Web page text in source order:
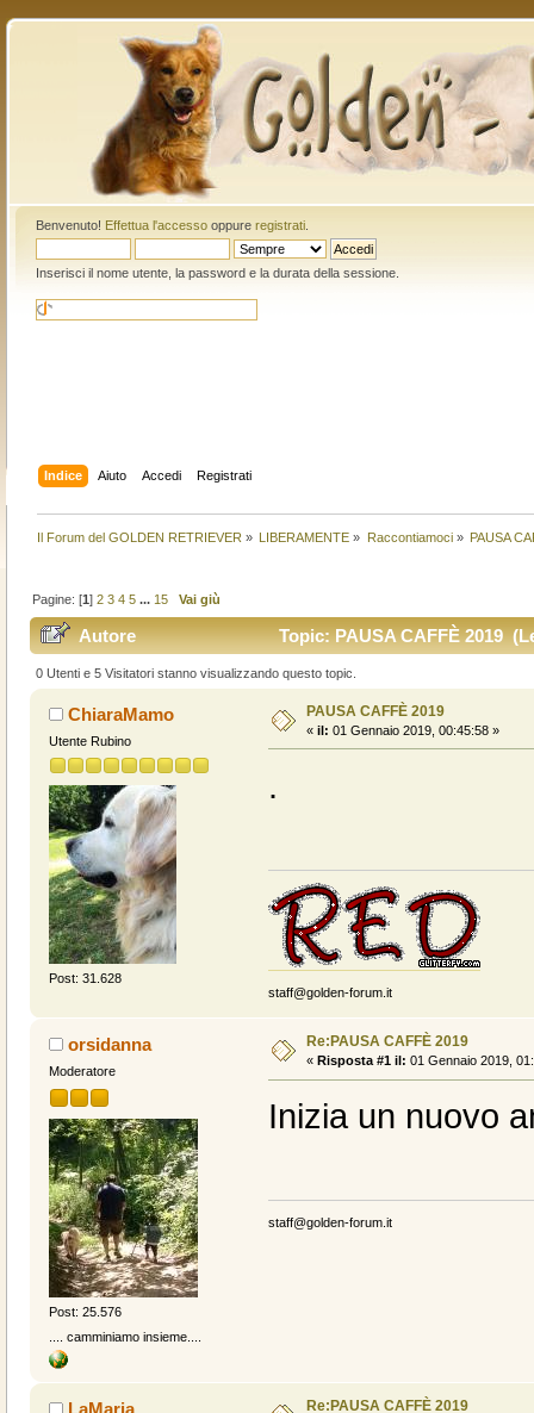
Benvenuto! Effettua l'accessooppure registrati.
Inserisci il nome utente, la password e la durata della sessione.
Indice Aiuto Accedi Registrati
Il Forum del GOLDEN RETRIEVER » LIBERAMENTE » Raccontiamoci» PAUSA
Pagine: [1]2 3 4 5 ... 15 Vai giù
Autore Topic: PAUSA CAFFÈ 2019
0 Utenti e 5 Visitatori stanno visualizzando questo topic.
ChiaraMamo
Utente Rubino
Post: 31.628
PAUSA CAFFÈ 2019
« il: 01 Gennaio 2019, 00:45:58 »
.
staff@golden-forum.it
orsidanna
Moderatore
Post: 25.576
.... camminiamo insieme....
Re:PAUSA CAFFÈ 2019
« Risposta #1 il: 01 Gennaio 2019,
Inizia un nuovo
staff@golden-forum.it
Re:PAUSA CAFFÈ 2019